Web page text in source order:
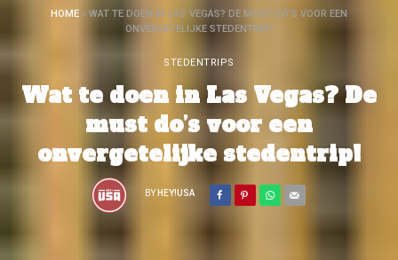
HOME »WAT TE DOEN IN LAS VEGAS? DE MUST DO’S VOOR EEN
ONVERGETELIJKE STEDENTRIP!
STEDENTRIPS
Wat te doen in Las Vegas? De
must do’s voor een
onvergetelijke stedentrip!
BY HEY!USA